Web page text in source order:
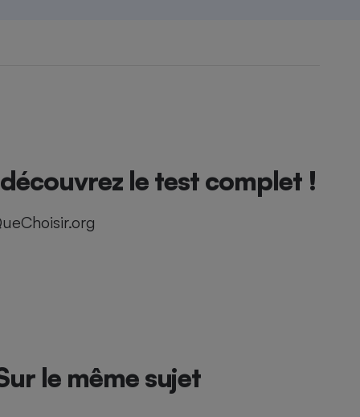
le test complet !
le même sujet